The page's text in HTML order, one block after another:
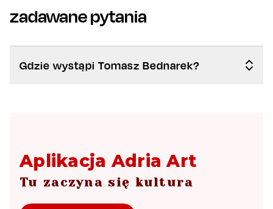
zadawane pytania
Gdzie wystąpi Tomasz Bednarek?
Aplikacja Adria Art
Tu zaczyna się kultura